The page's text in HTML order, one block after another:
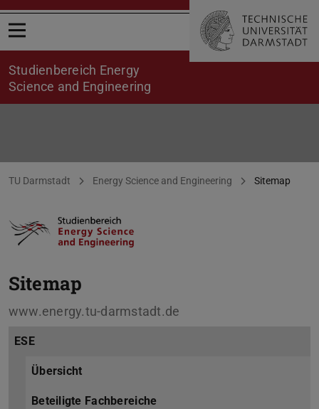
Menü öffnen
Studienbereich Energy
Science and Engineering
Sie befinden sich hier:
TU Darmstadt Energy Science and Engineering Sitemap
Sitemap
www.energy.tu-darmstadt.de
ESE
Übersicht
Beteiligte Fachbereiche